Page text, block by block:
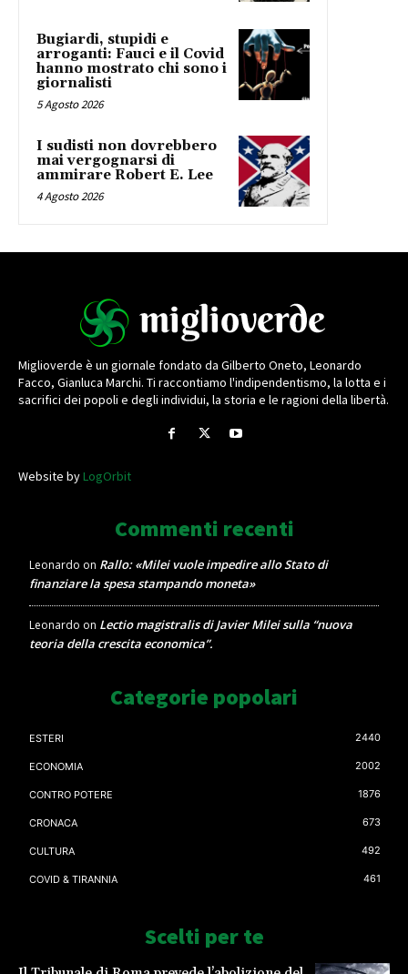
Bugiardi, stupidi e
arroganti: Fauci e il Covid
hanno mostrato chi sono i
giornalisti
5 Agosto 2026
I sudisti non dovrebbero
mai vergognarsi di
ammirare Robert E. Lee
4 Agosto 2026
Miglioverde è un giornale fondato da Gilberto Oneto, Leonardo
Facco, Gianluca Marchi. Ti raccontiamo l'indipendentismo, la lotta e i
sacrifici dei popoli e degli individui, la storia e le ragioni della libertà.
Website byLogOrbit
Commenti recenti
Leonardo on Rallo: «Milei vuole impedire allo Stato di
finanziare la spesa stampando moneta»
Leonardo on Lectio magistralis di Javier Milei sulla “nuova
teoria della crescita economica”.
Categorie popolari
ESTERI 2440
ECONOMIA 2002
CONTRO POTERE 1876
CRONACA 673
CULTURA 492
COVID & TIRANNIA 461
Scelti per te